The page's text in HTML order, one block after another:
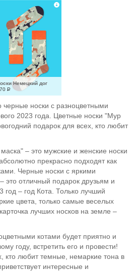
Немецкий дог
Р
черные носки с разноцветными
2023 года. Цветные носки "Мур
подарок для всех, кто любит
– это мужские и женские носки
прекрасно подходят как
Черные носки с яркими
это отличный подарок друзьям и
год – год Кота. Только лучший
цвета, только самые веселых
лучших носков на земле –
котами будет приятно и
году, встретить его и провести!
кто любит темные, немаркие тона в
интересные и